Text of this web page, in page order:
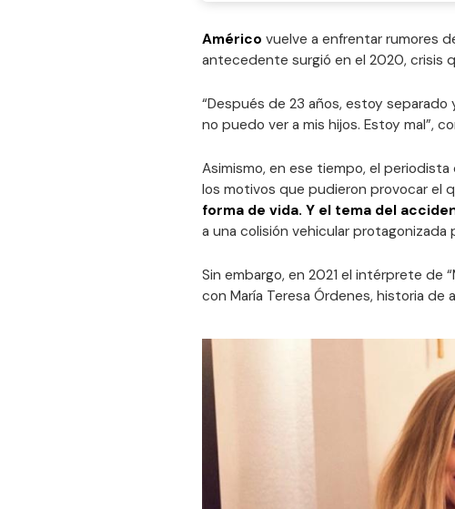
Américo vuelve a enfrentar rumores
antecedente surgió en el 2020, crisis
“Después de 23 años, estoy
no puedo ver a mis hijos. Estoy mal”,
Asimismo, en ese tiempo, el
los motivos que pudieron provocar el
forma de vida. Y el tema del
a una colisión vehicular protagonizada
Sin embargo, en 2021 el intérprete de
con María Teresa Órdenes, historia de